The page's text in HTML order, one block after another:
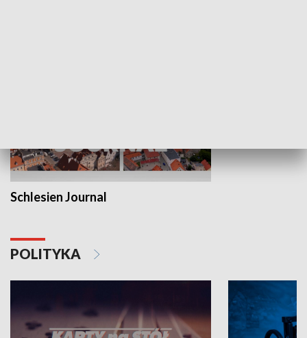
Schlesien Journal
POLITYKA